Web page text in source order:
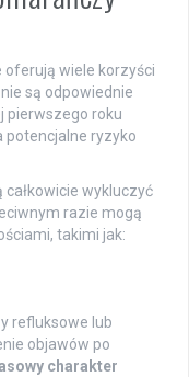
oferują wiele korzyści
są odpowiednie
pierwszego roku
potencjalne ryzyko
wykluczyć
razie mogą
takimi jak:
refluksowe lub
objawów po
charakter